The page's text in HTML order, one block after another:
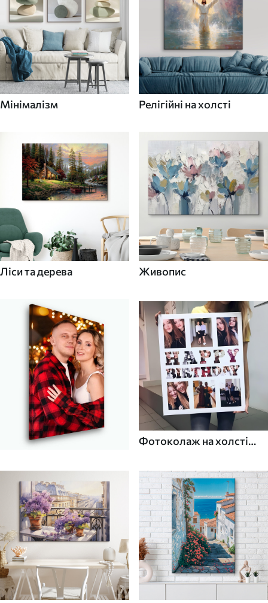
Мінімалізм Релігійні на холсті
Ліси та дерева Живопис
Фотоколаж на холсті